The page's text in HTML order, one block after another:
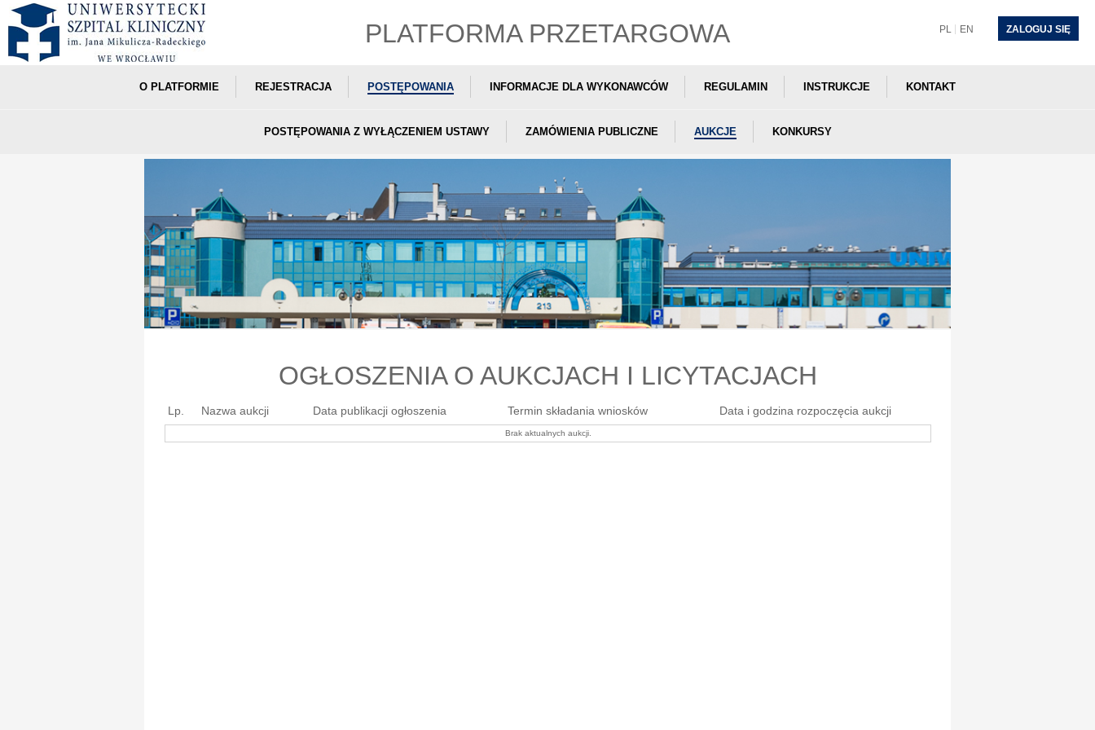
PLATFORMA PRZETARGOWA PL EN ZALOGUJ SIĘ
O PLATFORMIE REJESTRACJA POSTĘPOWANIA INFORMACJE DLA WYKONAWCÓW REGULAMIN INSTRUKCJE KONTAKT
POSTĘPOWANIA Z WYŁĄCZENIEM USTAWY ZAMÓWIENIA PUBLICZNE AUKCJE KONKURSY
OGŁOSZENIA O AUKCJACH I LICYTACJACH
Lp. Nazwa aukcji Data publikacji ogłoszenia Termin składania wniosków Data i godzina rozpoczęcia aukcji
Brak aktualnych aukcji.